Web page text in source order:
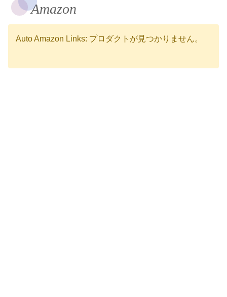
Amazon
Auto Amazon Links: プロダクトが見つかりません。